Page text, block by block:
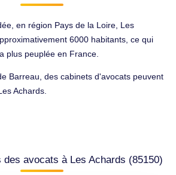
en région Pays de la Loire, Les
6000 habitants, ce qui
plus peuplée en France.
Barreau, des cabinets d'avocats peuvent
Achards.
des avocats à Les Achards (85150)